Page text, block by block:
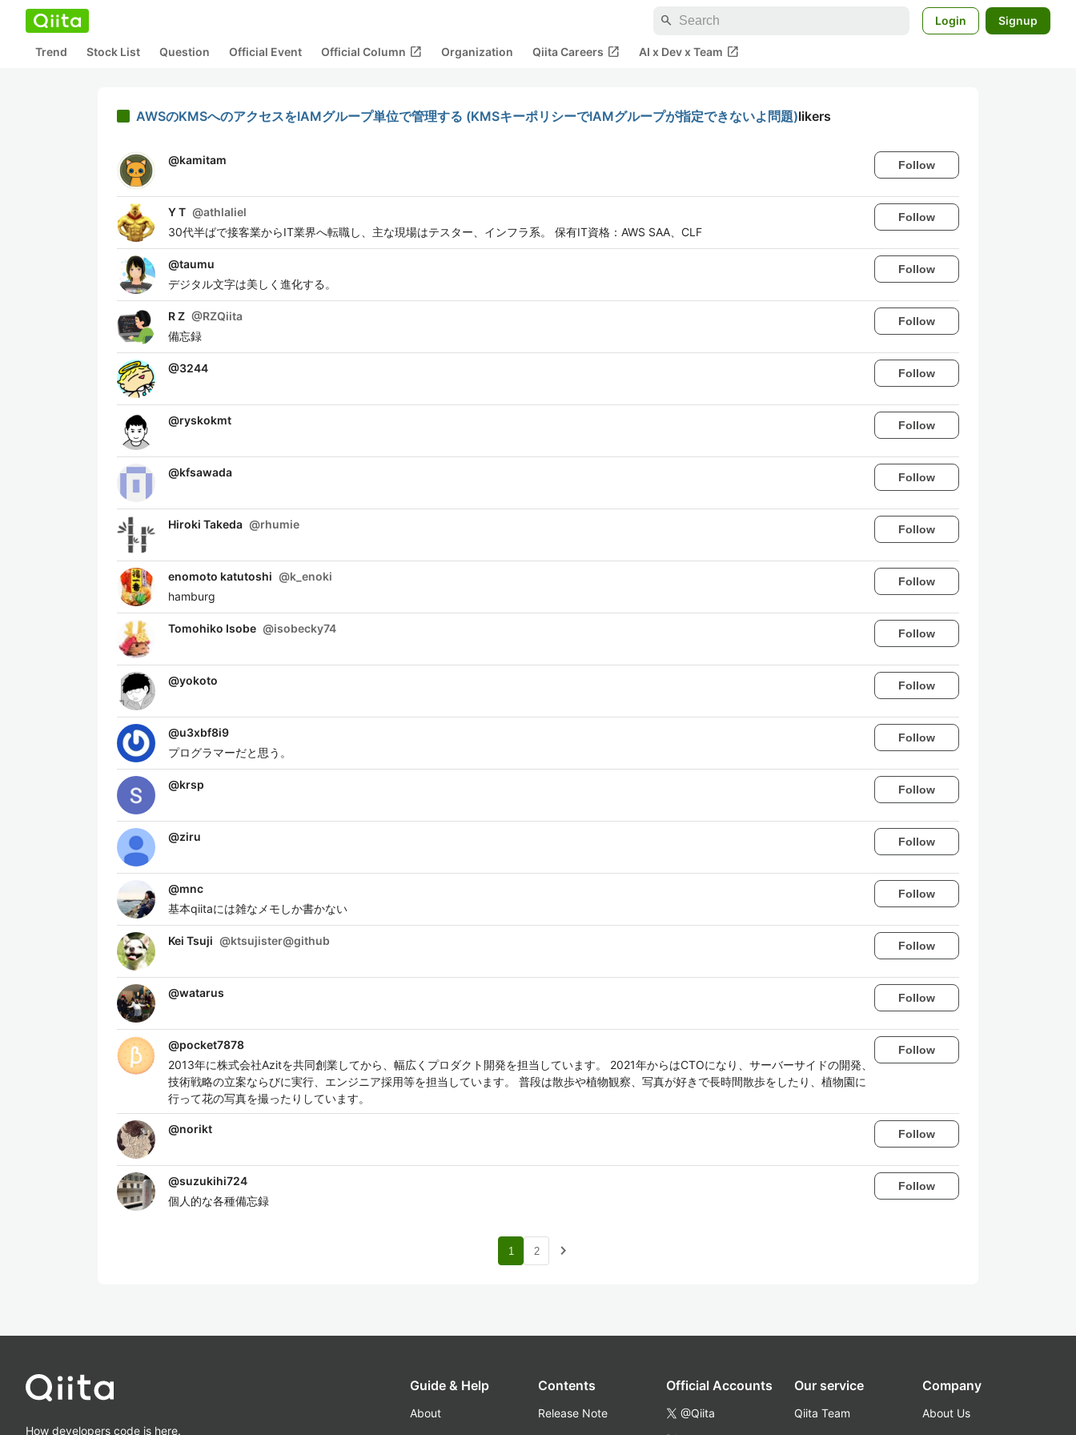
search Login Signup
Trend Stock List Question Official Event Official Column open_in_new Organization Qiita Careers open_in_new AI x Dev x Team open_in_new
AWSのKMSへのアクセスをIAMグループ単位で管理する (KMSキーポリシーでIAMグループが指定できないよ問題)likers
@kamitam Follow
Y T @athlaliel
30代半ばで接客業からIT業界へ転職し、主な現場はテスター、インフラ系。 保有IT資格：AWS SAA、CLF
Follow
@taumu
デジタル文字は美しく進化する。
Follow
R Z @RZQiita
備忘録
Follow
@3244 Follow
@ryskokmt Follow
@kfsawada Follow
Hiroki Takeda @rhumie Follow
enomoto katutoshi @k_enoki
hamburg
Follow
Tomohiko Isobe @isobecky74 Follow
@yokoto Follow
@u3xbf8i9
プログラマーだと思う。
Follow
@krsp Follow
@ziru Follow
@mnc
基本qiitaには雑なメモしか書かない
Follow
Kei Tsuji @ktsujister@github Follow
@watarus Follow
@pocket7878
2013年に株式会社Azitを共同創業してから、幅広くプロダクト開発を担当しています。 2021年からはCTOになり、サーバーサイドの開発、
技術戦略の立案ならびに実行、エンジニア採用等を担当しています。 普段は散歩や植物観察、写真が好きで長時間散歩をしたり、植物園に
行って花の写真を撮ったりしています。
Follow
@norikt Follow
@suzukihi724
個人的な各種備忘録
Follow
1 2 navigate_next
How developers code is here.
Guide & Help
About
Contents
Release Note
Official Accounts
@Qiita
Our service
Qiita Team
Company
About Us